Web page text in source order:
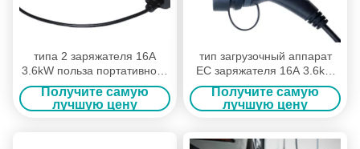
типа 2 заряжателя 16A
3.6kW польза портативного
EV домашняя со сверх
настоящей защитой
Получите самую
лучшую цену
тип загрузочный аппарат
ЕС заряжателя 16A 3.6kW
портативный EV
электротранспорта
Получите самую
лучшую цену